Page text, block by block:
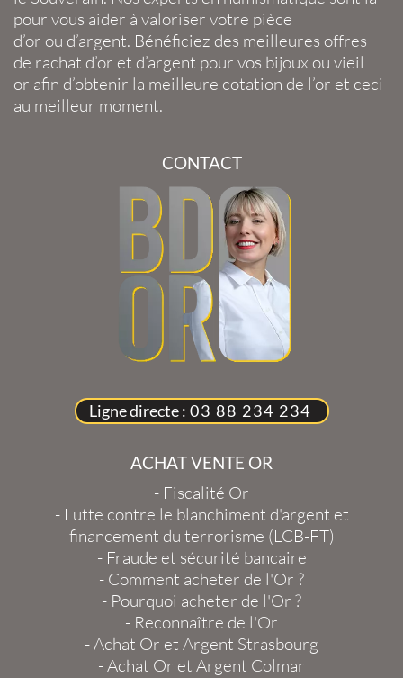
pour vous aider à valoriser votre pièce
d’or ou d’argent. Bénéficiez des meilleures offres
de rachat d’or et d’argent pour vos bijoux ou vieil
or afin d’obtenir la meilleure cotation de l’or et ceci
au meilleur moment.
CONTACT
Ligne directe : 03 88 234 234
ACHAT VENTE OR
- Fiscalité Or
- Lutte contre le blanchiment d'argent et
financement du terrorisme (LCB-FT)
- Fraude et sécurité bancaire
- Comment acheter de l'Or ?
- Pourquoi acheter de l'Or ?
- Reconnaître de l'Or
-Achat Or et Argent Strasbourg
-Achat Or et Argent Colmar